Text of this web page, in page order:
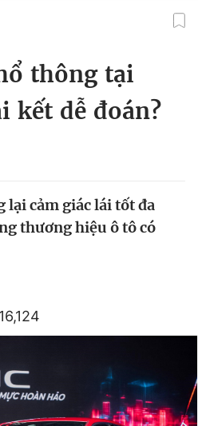
Tin 360
Liên hệ quảng cáo
thông tại
kết dễ đoán?
lại cảm giác lái tốt đa
thương hiệu ô tô có